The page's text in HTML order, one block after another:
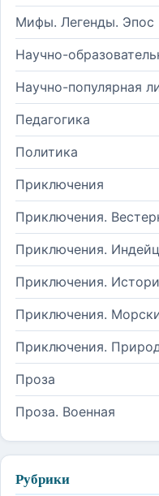
Мифы. Легенды. Эпос
Научно-
Научно-популярная
Педагогика
Политика
Приключения
Приключения.
Приключения.
Приключения.
Приключения.
Приключения.
Проза
Проза. Военная
Рубрики